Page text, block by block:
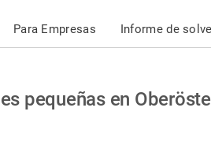
Para Empresas Informe de
pequeñas en